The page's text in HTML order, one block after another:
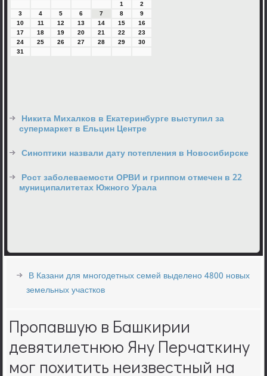
1
2
3
4 5 6 7 8
9
10
11 12 13 14 15
16
17
18 19 20 21 22
23
24
25 26 27 28 29
30
31
Никита Михалков в Екатеринбурге выступил за
супермаркет в Ельцин Центре
Синоптики назвали дату потепления в Новосибирске
Рост заболеваемости ОРВИ и гриппом отмечен в 22
муниципалитетах Южного Урала
В Казани для многодетных семей выделено 4800 новых
земельных участков
Пропавшую в Башкирии
девятилетнюю Яну Перчаткину
мог похитить неизвестный на